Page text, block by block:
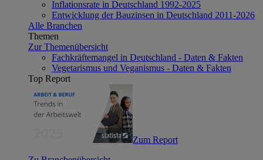
Inflationsrate in Deutschland 1992-2025
Entwicklung der Bauzinsen in Deutschland 2011-2026
Alle Branchen
Themen
Zur Themenübersicht
Fachkräftemangel in Deutschland - Daten & Fakten
Vegetarismus und Veganismus - Daten & Fakten
Top Report
Zum Report